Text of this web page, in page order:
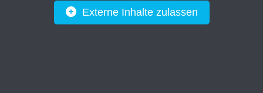
Externe Inhalte zulassen